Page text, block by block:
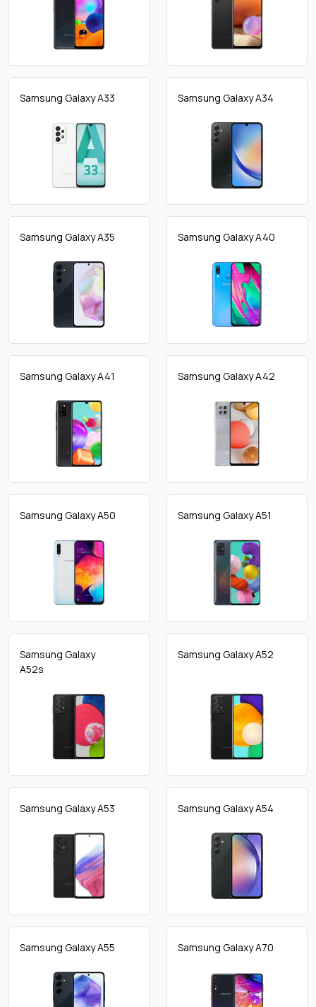
Samsung Galaxy A33 Samsung Galaxy A34
Samsung Galaxy A35 Samsung Galaxy A40
Samsung Galaxy A41 Samsung Galaxy A42
Samsung Galaxy A50 Samsung Galaxy A51
Samsung Galaxy
A52s
Samsung Galaxy A52
Samsung Galaxy A53 Samsung Galaxy A54
Samsung Galaxy A55 Samsung Galaxy A70